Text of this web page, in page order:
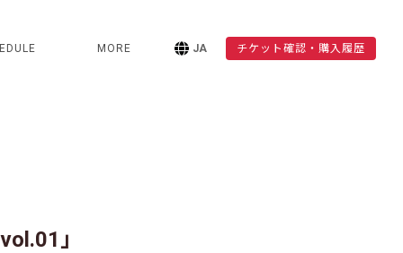
MORE JA チケット確認・購入履歴
」